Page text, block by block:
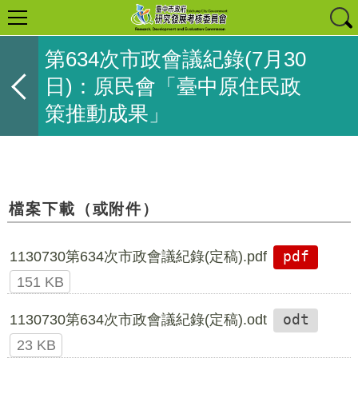
第634次市政會議紀錄(7月30
日)：原民會「臺中原住民政
策推動成果」
檔案下載（或附件）
1130730第634次市政會議紀錄(定稿).pdf
pdf
151 KB
1130730第634次市政會議紀錄(定稿).odt
odt
23 KB